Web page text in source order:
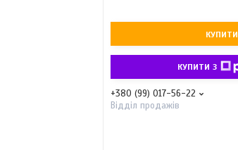
КУПИТИ
КУПИТИ З
+380 (99) 017-56-22
Відділ продажів